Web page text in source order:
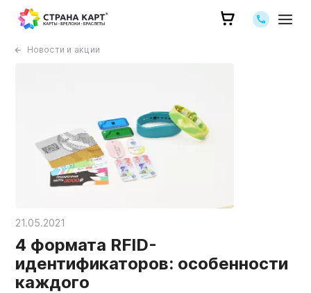
Позвоните
Новости и акции
21.05.2021
4 формата RFID-
идентификаторов: особенности
каждого